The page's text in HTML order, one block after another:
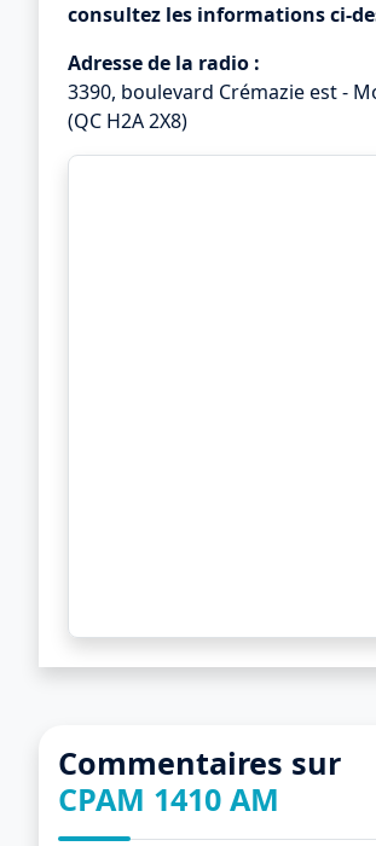
consultez les informations ci-
Adresse de la radio :
3390, boulevard Crémazie est -
(QC H2A 2X8)
Commentaires sur
CPAM 1410 AM